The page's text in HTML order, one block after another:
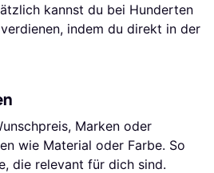
kannst du bei Hunderten
verdienen, indem du direkt in der
Marken oder
wie Material oder Farbe. So
die relevant für dich sind.